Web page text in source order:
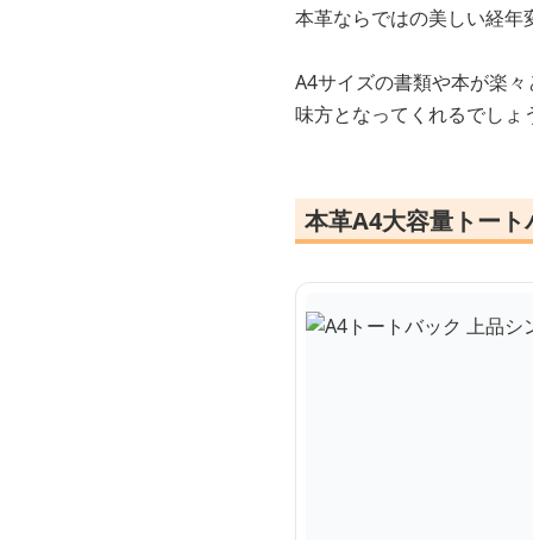
本革ならではの美しい経
A4サイズの書類や本が楽
味方となってくれるでしょ
本革A4大容量トー